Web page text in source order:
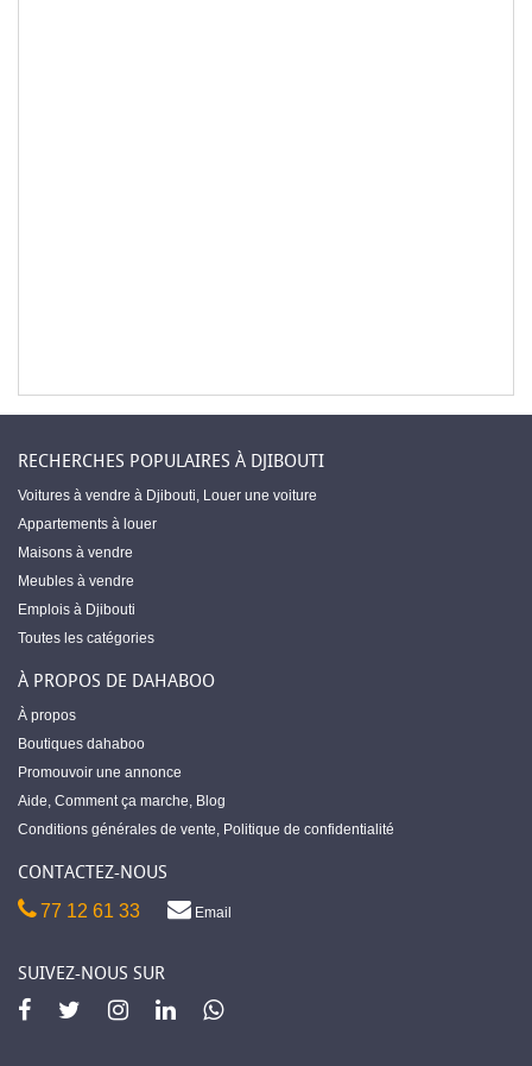
RECHERCHES POPULAIRES À DJIBOUTI
Voitures à vendre à Djibouti, Louer une voiture
Appartements à louer
Maisons à vendre
Meubles à vendre
Emplois à Djibouti
Toutes les catégories
À PROPOS DE DAHABOO
À propos
Boutiques dahaboo
Promouvoir une annonce
Aide, Comment ça marche, Blog
Conditions générales de vente, Politique de confidentialité
CONTACTEZ-NOUS
77 12 61 33 Email
SUIVEZ-NOUS SUR